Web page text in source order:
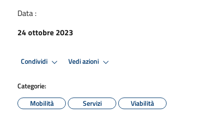
Data :
24 ottobre 2023
Condividi Vedi azioni
Categorie:
Mobilità
Servizi Viabilità